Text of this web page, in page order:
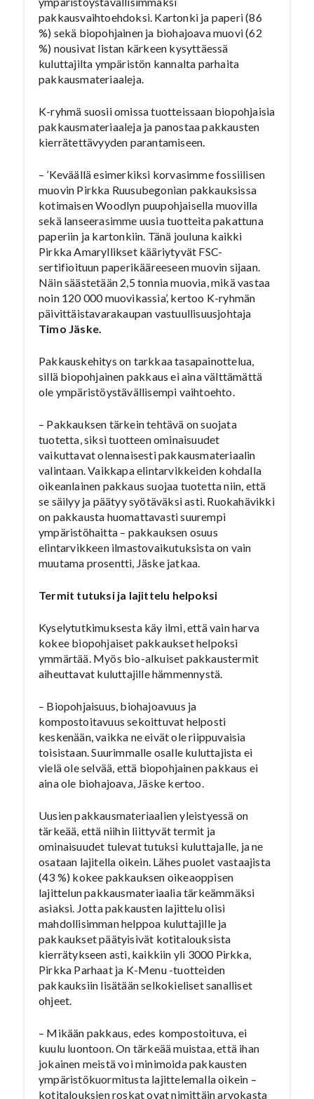
pakkausvaihtoehdoksi. Kartonki ja paperi (86
%) sekä biopohjainen ja biohajoava muovi (62
%) nousivat listan kärkeen kysyttäessä
kuluttajilta ympäristön kannalta parhaita
pakkausmateriaaleja.
K-ryhmä suosii omissa tuotteissaan biopohjaisia
pakkausmateriaaleja ja panostaa pakkausten
kierrätettävyyden parantamiseen.
– ’Keväällä esimerkiksi korvasimme fossiilisen
muovin Pirkka Ruusubegonian pakkauksissa
kotimaisen Woodlyn puupohjaisella muovilla
sekä lanseerasimme uusia tuotteita pakattuna
paperiin ja kartonkiin. Tänä jouluna kaikki
Pirkka Amaryllikset kääriytyvät FSC-
sertifioituun paperikääreeseen muovin sijaan.
Näin säästetään 2,5 tonnia muovia, mikä vastaa
noin 120 000 muovikassia’, kertoo K-ryhmän
päivittäistavarakaupan vastuullisuusjohtaja
Timo Jäske.
Pakkauskehitys on tarkkaa tasapainottelua,
sillä biopohjainen pakkaus ei aina välttämättä
ole ympäristöystävällisempi vaihtoehto.
– Pakkauksen tärkein tehtävä on suojata
tuotetta, siksi tuotteen ominaisuudet
vaikuttavat olennaisesti pakkausmateriaalin
valintaan. Vaikkapa elintarvikkeiden kohdalla
oikeanlainen pakkaus suojaa tuotetta niin, että
se säilyy ja päätyy syötäväksi asti. Ruokahävikki
on pakkausta huomattavasti suurempi
ympäristöhaitta – pakkauksen osuus
elintarvikkeen ilmastovaikutuksista on vain
muutama prosentti, Jäske jatkaa.
Termit tutuksi ja lajittelu helpoksi
Kyselytutkimuksesta käy ilmi, että vain harva
kokee biopohjaiset pakkaukset helpoksi
ymmärtää. Myös bio-alkuiset pakkaustermit
aiheuttavat kuluttajille hämmennystä.
– Biopohjaisuus, biohajoavuus ja
kompostoitavuus sekoittuvat helposti
keskenään, vaikka ne eivät ole riippuvaisia
toisistaan. Suurimmalle osalle kuluttajista ei
vielä ole selvää, että biopohjainen pakkaus ei
aina ole biohajoava, Jäske kertoo.
Uusien pakkausmateriaalien yleistyessä on
tärkeää, että niihin liittyvät termit ja
ominaisuudet tulevat tutuksi kuluttajalle, ja ne
osataan lajitella oikein. Lähes puolet vastaajista
(43 %) kokee pakkauksen oikeaoppisen
lajittelun pakkausmateriaalia tärkeämmäksi
asiaksi. Jotta pakkausten lajittelu olisi
mahdollisimman helppoa kuluttajille ja
pakkaukset päätyisivät kotitalouksista
kierrätykseen asti, kaikkiin yli 3000 Pirkka,
Pirkka Parhaat ja K-Menu -tuotteiden
pakkauksiin lisätään selkokieliset sanalliset
ohjeet.
– Mikään pakkaus, edes kompostoituva, ei
kuulu luontoon. On tärkeää muistaa, että ihan
jokainen meistä voi minimoida pakkausten
ympäristökuormitusta lajittelemalla oikein –
kotitalouksien roskat ovat nimittäin arvokasta